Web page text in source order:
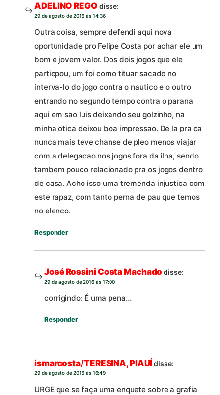
ADELINO REGO disse:
29 de agosto de 2016 às 14:36
Outra coisa, sempre defendi aqui nova
oportunidade pro Felipe Costa por achar ele um
bom e jovem valor. Dos dois jogos que ele
particpou, um foi como tituar sacado no
interva-lo do jogo contra o nautico e o outro
entrando no segundo tempo contra o parana
aqui em sao luis deixando seu golzinho, na
minha otica deixou boa impressao. De la pra ca
nunca mais teve chanse de pleo menos viajar
com a delegacao nos jogos fora da ilha, sendo
tambem pouco relacionado pra os jogos dentro
de casa. Acho isso uma tremenda injustica com
este rapaz, com tanto perna de pau que temos
no elenco.
Responder
José Rossini Costa Machado disse:
29 de agosto de 2016 às 17:00
corrigindo: É uma pena…
Responder
ismarcosta/TERESINA, PIAUÍdisse:
29 de agosto de 2016 às 16:49
URGE que se faça uma enquete sobre a grafia